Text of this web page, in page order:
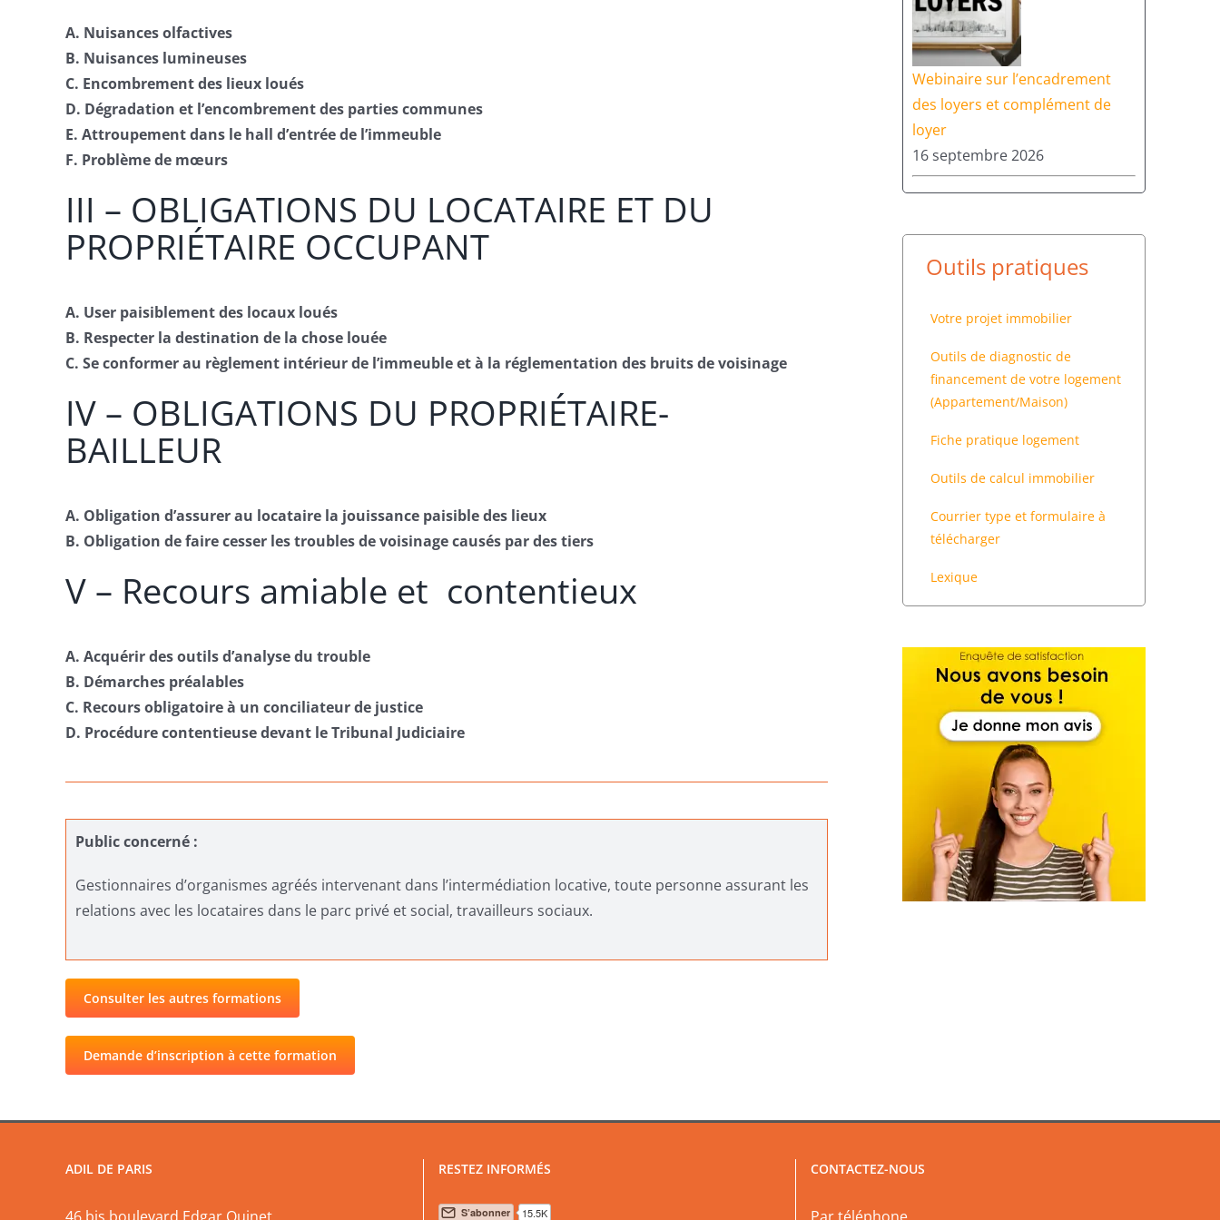
A. Nuisances olfactives
B. Nuisances lumineuses
C. Encombrement des lieux loués
D. Dégradation et l’encombrement des parties communes
E. Attroupement dans le hall d’entrée de l’immeuble
F. Problème de mœurs
III – OBLIGATIONS DU LOCATAIRE ET DU
PROPRIÉTAIRE OCCUPANT
A. User paisiblement des locaux loués
B. Respecter la destination de la chose louée
C. Se conformer au règlement intérieur de l’immeuble et à la réglementation des bruits de voisinage
IV – OBLIGATIONS DU PROPRIÉTAIRE-
BAILLEUR
A. Obligation d’assurer au locataire la jouissance paisible des lieux
B. Obligation de faire cesser les troubles de voisinage causés par des tiers
V – Recours amiable et contentieux
A. Acquérir des outils d’analyse du trouble
B. Démarches préalables
C. Recours obligatoire à un conciliateur de justice
D. Procédure contentieuse devant le Tribunal Judiciaire
Public concerné :
Gestionnaires d’organismes agréés intervenant dans l’intermédiation locative, toute personne assurant les
relations avec les locataires dans le parc privé et social, travailleurs sociaux.
Consulter les autres formations
Demande d’inscription à cette formation
Webinaire sur l’encadrement
des loyers et complément de
loyer
16 septembre 2026
Outils pratiques
Votre projet immobilier
Outils de diagnostic de
financement de votre logement
(Appartement/Maison)
Fiche pratique logement
Outils de calcul immobilier
Courrier type et formulaire à
télécharger
Lexique
ADIL DE PARIS RESTEZ INFORMÉS CONTACTEZ-NOUS